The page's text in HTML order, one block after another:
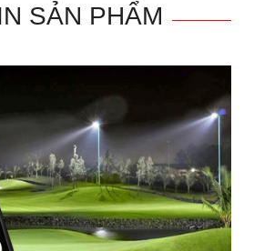
SẢN PHẨM